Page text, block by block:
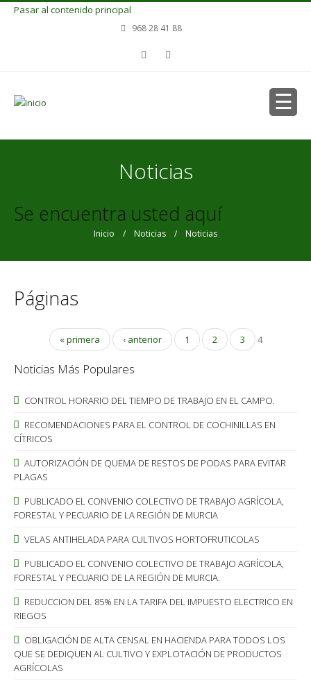
Pasar al contenido principal
968 28 41 88
Noticias
Se encuentra usted aquí
Inicio / Noticias / Noticias
Páginas
« primera ‹ anterior 1 2 3 4
Noticias Más Populares
CONTROL HORARIO DEL TIEMPO DE TRABAJO EN EL CAMPO.
RECOMENDACIONES PARA EL CONTROL DE COCHINILLAS EN
CÍTRICOS
AUTORIZACIÓN DE QUEMA DE RESTOS DE PODAS PARA EVITAR
PLAGAS
PUBLICADO EL CONVENIO COLECTIVO DE TRABAJO AGRÍCOLA,
FORESTAL Y PECUARIO DE LA REGIÓN DE MURCIA
VELAS ANTIHELADA PARA CULTIVOS HORTOFRUTICOLAS
PUBLICADO EL CONVENIO COLECTIVO DE TRABAJO AGRÍCOLA,
FORESTAL Y PECUARIO DE LA REGIÓN DE MURCIA.
REDUCCION DEL 85% EN LA TARIFA DEL IMPUESTO ELECTRICO EN
RIEGOS
OBLIGACIÓN DE ALTA CENSAL EN HACIENDA PARA TODOS LOS
QUE SE DEDIQUEN AL CULTIVO Y EXPLOTACIÓN DE PRODUCTOS
AGRÍCOLAS